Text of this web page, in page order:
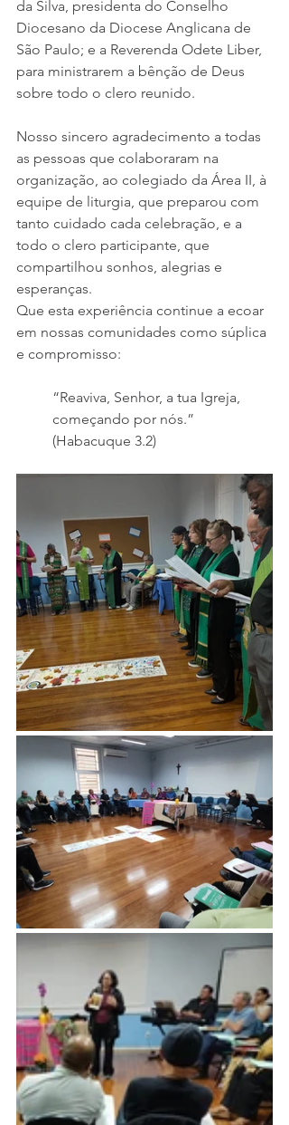
da Silva, presidenta do Conselho
Diocesano da Diocese Anglicana de
São Paulo; e a Reverenda Odete Liber,
para ministrarem a bênção de Deus
sobre todo o clero reunido.
Nosso sincero agradecimento a todas
as pessoas que colaboraram na
organização, ao colegiado da Área II, à
equipe de liturgia, que preparou com
tanto cuidado cada celebração, e a
todo o clero participante, que
compartilhou sonhos, alegrias e
esperanças.
Que esta experiência continue a ecoar
em nossas comunidades como súplica
e compromisso:
“Reaviva, Senhor, a tua Igreja,
começando por nós.”
(Habacuque 3.2)